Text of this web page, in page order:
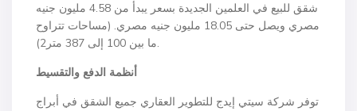
شقق للبيع في العلمين الجديدة بسعر يبدأ من 4.58 مليون جنيه
مصري ويصل حتى 18.05 مليون جنيه مصري. (مساحات تتراوح
ما بين 100 إلى 387 متر2).
أنظمة الدفع والتقسيط
توفر شركة سيتي إيدج للتطوير العقاري جميع الشقق في أبراج